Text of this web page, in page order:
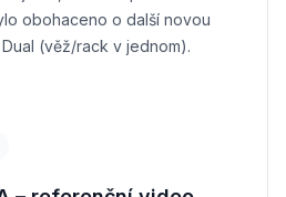
obohaceno o další novou
(věž/rack v jednom).